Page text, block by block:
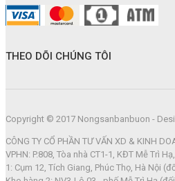
THEO DÕI CHÚNG TÔI
Copyright © 2017 Nongsanbanbuon -
CÔNG TY CỔ PHẦN TƯ VẤN XD & KINH
VPHN: P.808, Tòa nhà CT1-1, KĐT Mễ Trì
1: Cụm 12, Tích Giang, Phúc Thọ, Hà Nội